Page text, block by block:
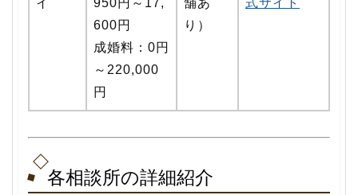
600円
成婚料：0円
～220,000
円
り）
各相談所の詳細紹介